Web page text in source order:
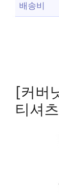
배송비
[커버
티셔